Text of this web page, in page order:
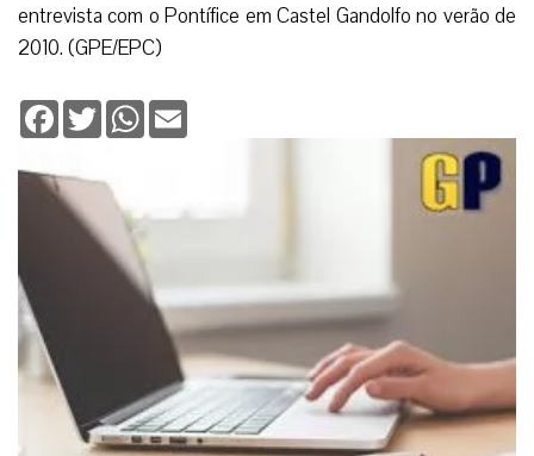
entrevista com o Pontífice em Castel Gandolfo no verão de
2010. (GPE/EPC)
Facebook
TwitterWhatsApp